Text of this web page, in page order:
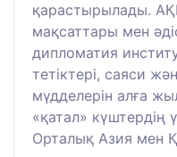
қарастырылады.
мақсаттары мен
дипломатия
тетіктері, саяси
мүдделерін алға
«қатал» күштердің
Орталық Азия мен